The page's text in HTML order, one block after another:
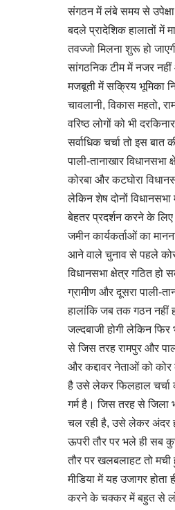
संगठन में लंबे समय से उपेक्षा
बदले प्रादेशिक हालातों में
तवज्जो मिलना शुरू हो
सांगठनिक टीम में नजर
मजबूती में सक्रिय भूमिका
चावलानी, विकास महतो,
वरिष्ठ लोगों को भी
सर्वाधिक चर्चा तो इस बात
पाली-तानाखार विधानसभा
कोरबा और कटघोरा
लेकिन शेष दोनों
बेहतर प्रदर्शन करने के
जमीन कार्यकर्ताओं का
आने वाले चुनाव से पहले
विधानसभा क्षेत्र गठित हो
ग्रामीण और दूसरा पाली-
हालांकि जब तक गठन नहीं
जल्दबाजी होगी लेकिन फिर
से जिस तरह रामपुर और
और कद्दावर नेताओं को कोर
है उसे लेकर फिलहाल चर्चा
गर्म है। जिस तरह से जिला
चल रही है, उसे लेकर अंदर
ऊपरी तौर पर भले ही सब
तौर पर खलबलाहट तो
मीडिया में यह उजागर
करने के चक्कर में बहुत से